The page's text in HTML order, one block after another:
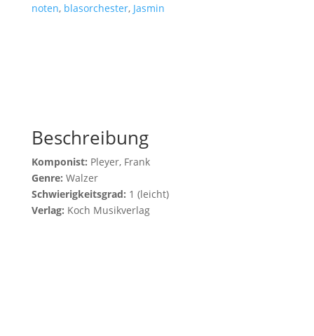
noten, blasorchester, Jasmin
Beschreibung
Komponist: Pleyer, Frank
Genre: Walzer
Schwierigkeitsgrad: 1 (leicht)
Verlag: Koch Musikverlag